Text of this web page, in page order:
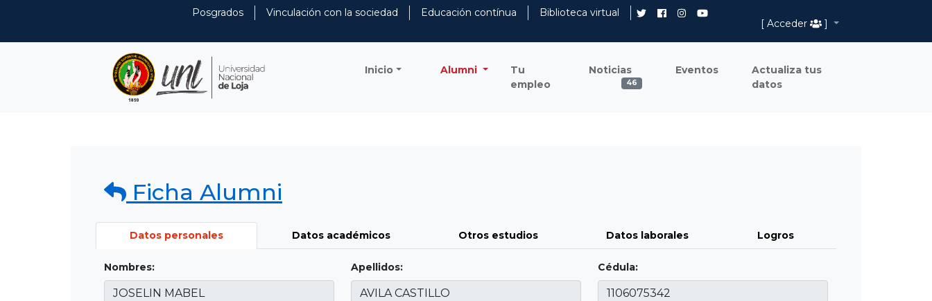
Posgrados Vinculación con la sociedad Educación contínua
Biblioteca virtual
[ Acceder
]
Inicio Alumni
Tu
empleo
Noticias
46
Eventos
Actualiza tus
datos
Ficha Alumni
Datos personales Datos académicos Otros estudios Datos laborales Logros
Nombres: Apellidos: Cédula: